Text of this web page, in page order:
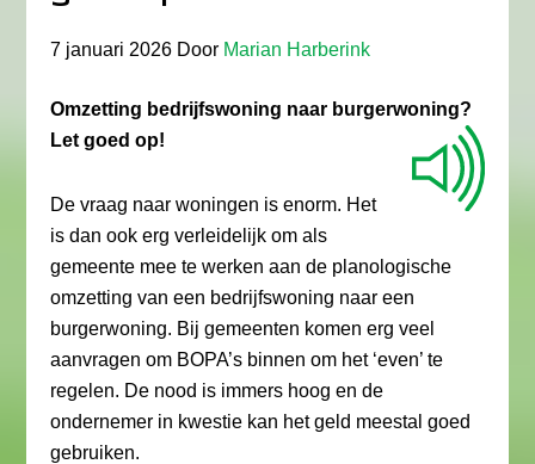
7 januari 2026 Door Marian Harberink
Omzetting bedrijfswoning naar burgerwoning?
Let goed op!
De vraag naar woningen is enorm. Het
is dan ook erg verleidelijk om als
gemeente mee te werken aan de planologische
omzetting van een bedrijfswoning naar een
burgerwoning. Bij gemeenten komen erg veel
aanvragen om BOPA’s binnen om het ‘even’ te
regelen. De nood is immers hoog en de
ondernemer in kwestie kan het geld meestal goed
gebruiken.